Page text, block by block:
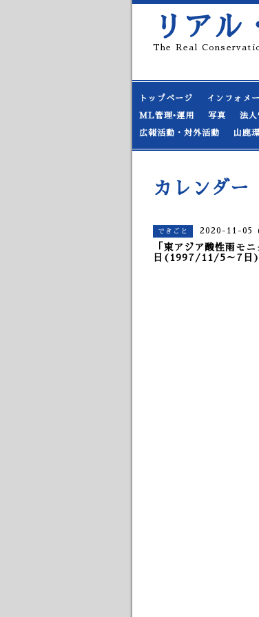
リアル
The Real
トップページ インフォメ
ML管理•運用 写真 法
広報活動・対外活動 山鹿
カレンダー
できごと 2020-11-05
「東アジア酸性雨モ
日(1997/11/5～7日)